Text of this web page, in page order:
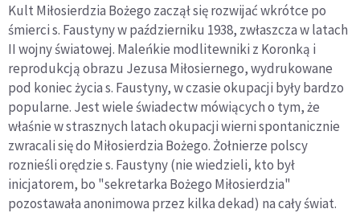
Kult Miłosierdzia Bożego zaczął się rozwijać wkrótce po
śmierci s. Faustyny w październiku 1938, zwłaszcza w latach
II wojny światowej. Maleńkie modlitewniki z Koronką i
reprodukcją obrazu Jezusa Miłosiernego, wydrukowane
pod koniec życia s. Faustyny, w czasie okupacji były bardzo
popularne. Jest wiele świadectw mówiących o tym, że
właśnie w strasznych latach okupacji wierni spontanicznie
zwracali się do Miłosierdzia Bożego. Żołnierze polscy
roznieśli orędzie s. Faustyny (nie wiedzieli, kto był
inicjatorem, bo "sekretarka Bożego Miłosierdzia"
pozostawała anonimowa przez kilka dekad) na cały świat.